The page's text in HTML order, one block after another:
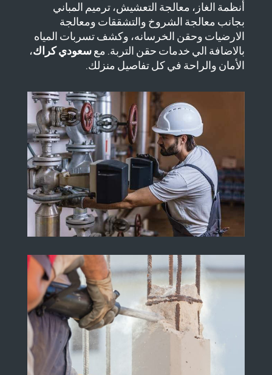
أنظمة الغاز، معالجة التعشيش، ترميم المباني
بجانب معالجة الشروخ والتشققات ومعالجة
الارضيات وحقن الخرسانه، وكشف تسربات المياه
بالاضافة الي خدمات حقن التربة. مع سعودي كراك،
الأمان والراحة في كل تفاصيل منزلك.